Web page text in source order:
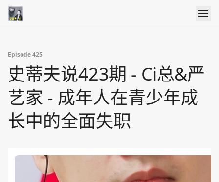
Episode 425
史蒂夫说423期 - Ci总&严
艺家 - 成年人在青少年成
长中的全面失职